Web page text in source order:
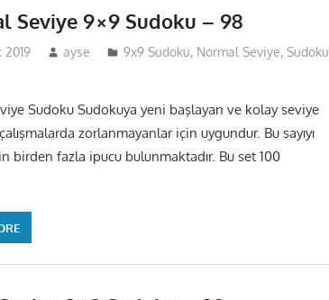
Seviye 9×9 Sudoku – 98
2019 ayse 9x9 Sudoku, Normal Seviye,Sudoku
Sudoku Sudokuya yeni başlayan ve kolay seviye
zorlanmayanlar için uygundur. Bu sayıyı
birden fazla ipucu bulunmaktadır. Bu set 100